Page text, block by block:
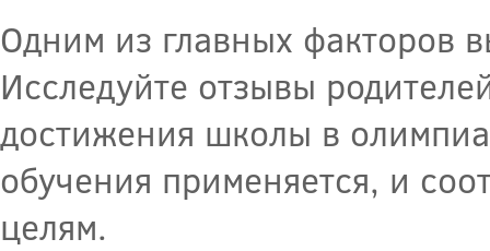
Одним из главных факторов
Исследуйте отзывы
достижения школы в
обучения применяется, и
целям.